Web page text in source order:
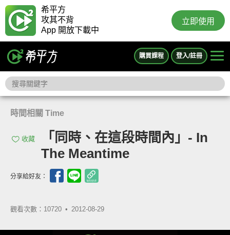
希平方
攻其不背
App 開放下載中
立即使用
購買課程 登入/註冊
時間相關 Time
收藏
「同時、在這段時間內」- In
The Meantime
分享給好友：
觀看次數：10720 • 2012-08-29